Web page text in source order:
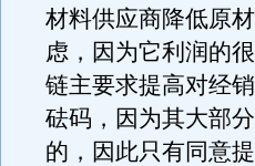
材料供应商降低原
虑，因为它利润的
链主要求提高对经
砝码，因为其大部
的，因此只有同意提